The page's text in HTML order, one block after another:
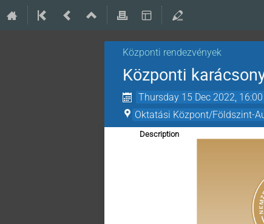
Központi rendezvények
Központi
Thursday 15 Dec 2022, 16:00
Oktatási Központ/Földszint-
Description